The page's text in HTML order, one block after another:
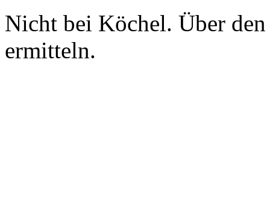
Nicht bei Köchel. Über
ermitteln.